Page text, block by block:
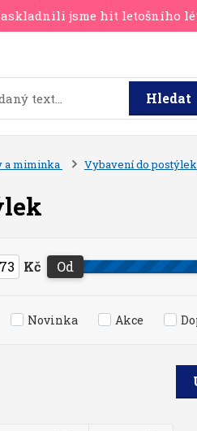
jsme hit letošního
Hledat
a miminka Vybavení do postýlek
Kč Od
Novinka Akce